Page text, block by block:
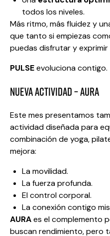
todos los niveles.
Más ritmo, más fluidez y
que tanto si empiezas
puedas disfrutar y
PULSEevoluciona contigo.
NUEVA ACTIVIDAD – AURA
Este mes presentamos
actividad diseñada para
combinación de yoga,
mejora:
La movilidad.
La fuerza profunda.
El control corporal.
La conexión contigo
AURAes el complemento
buscan rendimiento, pero